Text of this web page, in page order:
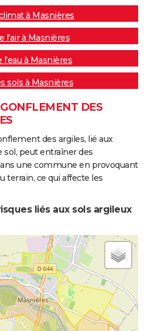
à Masnières
l'air à Masnières
l'eau à Masnières
sols à Masnières
DES
des argiles, lié aux
peut entraîner des
une commune en provoquant
terrain, ce qui affecte les
liés aux sols argileux